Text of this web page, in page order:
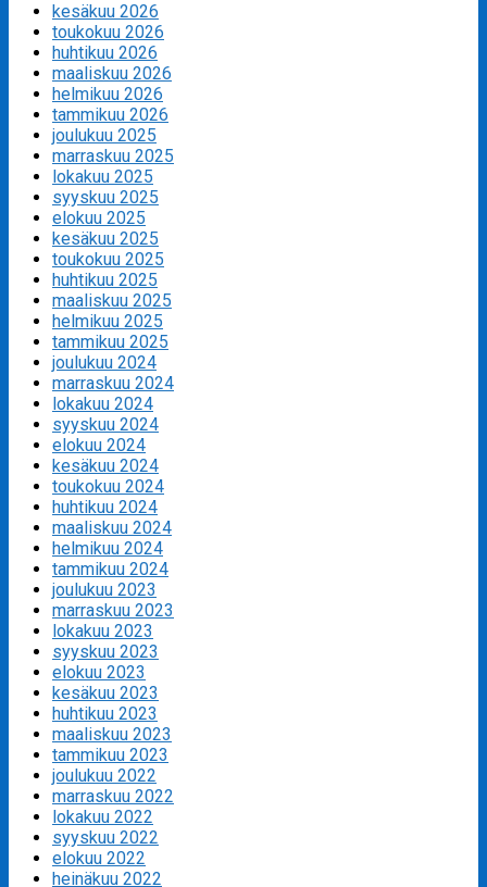
kesäkuu 2026
toukokuu 2026
huhtikuu 2026
maaliskuu 2026
helmikuu 2026
tammikuu 2026
joulukuu 2025
marraskuu 2025
lokakuu 2025
syyskuu 2025
elokuu 2025
kesäkuu 2025
toukokuu 2025
huhtikuu 2025
maaliskuu 2025
helmikuu 2025
tammikuu 2025
joulukuu 2024
marraskuu 2024
lokakuu 2024
syyskuu 2024
elokuu 2024
kesäkuu 2024
toukokuu 2024
huhtikuu 2024
maaliskuu 2024
helmikuu 2024
tammikuu 2024
joulukuu 2023
marraskuu 2023
lokakuu 2023
syyskuu 2023
elokuu 2023
kesäkuu 2023
huhtikuu 2023
maaliskuu 2023
tammikuu 2023
joulukuu 2022
marraskuu 2022
lokakuu 2022
syyskuu 2022
elokuu 2022
heinäkuu 2022